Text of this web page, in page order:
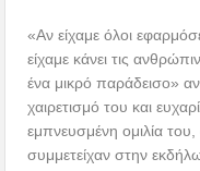
«Αν είχαμε όλοι
είχαμε κάνει τις
ένα μικρό παράδεισο»
χαιρετισμό του και
εμπνευσμένη ομιλία
συμμετείχαν στην